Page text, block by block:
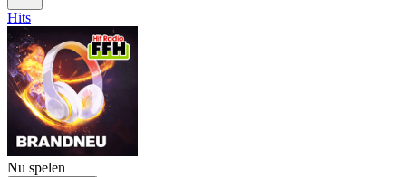
Hits
Nu spelen